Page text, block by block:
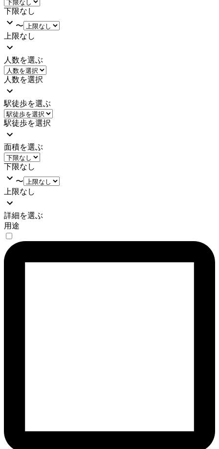
下限なし
〜
上限なし
人数を選ぶ
人数を選択
駅徒歩を選ぶ
駅徒歩を選択
面積を選ぶ
下限なし
〜
上限なし
詳細を選ぶ
用途